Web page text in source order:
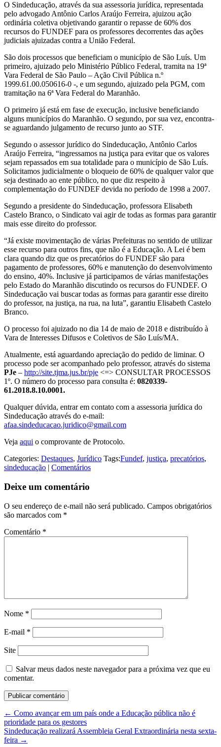
O Sindeducação, através da sua assessoria jurídica, representada
pelo advogado Antônio Carlos Araújo Ferreira, ajuizou ação
ordinária coletiva objetivando garantir o repasse de 60% dos
recursos do FUNDEF para os professores decorrentes das ações
judiciais ajuizadas contra a União Federal.
São dois processos que beneficiam o município de São Luís. Um
primeiro, ajuizado pelo Ministério Público Federal, tramita na 19ª
Vara Federal de São Paulo – Ação Civil Pública n.º
1999.61.00.050616-0 -, e um segundo, ajuizado pela PGM, com
tramitação na 6ª Vara Federal do Maranhão.
O primeiro já está em fase de execução, inclusive beneficiando
alguns municípios do Maranhão. O segundo, por sua vez, encontra-
se aguardando julgamento de recurso junto ao STF.
Segundo o assessor jurídico do Sindeducação, Antônio Carlos
Araújo Ferreira, “ingressamos na justiça para evitar que os valores
sejam repassados em sua totalidade para o município de São Luís.
Solicitamos judicialmente o bloqueio de 60% de qualquer valor que
seja destinado ao ente público, no que diz respeito à
complementação do FUNDEF devida no período de 1998 a 2007.
Segundo a presidente do Sindeducação, professora Elisabeth
Castelo Branco, o Sindicato vai agir de todas as formas para garantir
mais esse direito do professor.
“Já existe movimentação de várias Prefeituras no sentido de utilizar
esse recurso para outros fins, que não é a Educação. A Lei é bem
clara quando diz que os precatórios do FUNDEF são para
pagamento de professores, 60% e manutenção do desenvolvimento
do ensino, 40%. Inclusive já participamos de várias manifestações
pelo Estado do Maranhão discutindo os recursos do FUNDEF. O
Sindeducação vai buscar todas as formas para garantir esse direito
do professor, na justiça, na rua, na luta”, garantiu Elisabeth Castelo
Branco.
O processo foi ajuizado no dia 14 de maio de 2018 e distribuído à
Vara de Interesses Difusos e Coletivos de São Luís/MA.
Atualmente, está aguardando apreciação do pedido de liminar. O
processo pode ser acompanhado pelo professor, através do sistema
PJe – http://site.tjma.jus.br/pje <=> CONSULTAR PROCESSOS
1º. O número do processo para consulta é: 0820339-
61.2018.8.10.0001.
Qualquer dúvida, entrar em contato com a assessoria jurídica do
Sindeducação através do e-mail:
afaa.sindeducacao.juridico@gmail.com
Veja aqui o comprovante de Protocolo.
Categories: Destaques, Jurídico Tags:Fundef, justiça, precatórios,
sindeducação | Comentários
Deixe um comentário
O seu endereço de e-mail não será publicado. Campos obrigatórios
são marcados com *
Comentário *
Nome *
E-mail *
Site
Salvar meus dados neste navegador para a próxima vez que eu
comentar.
← Como avançar em um país onde a Educação pública não é
prioridade para os gestores
Sindeducação realizará Assembleia Geral Extraordinária nesta sexta-
feira →